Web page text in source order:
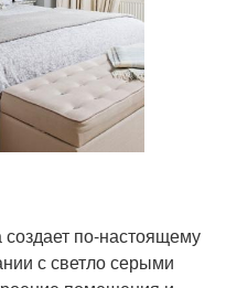
по-настоящему
с светло серыми